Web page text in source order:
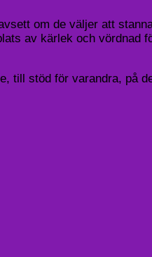
om de väljer att
av kärlek och vördnad
till stöd för varandra, på